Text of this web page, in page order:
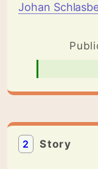
Johan
2 Story